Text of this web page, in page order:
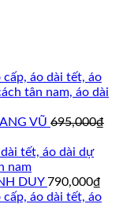
VŨ 695,000₫
DUY 790,000₫